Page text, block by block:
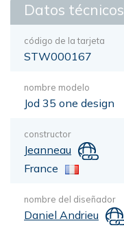
Datos técnicos
código de la tarjeta
STW000167
nombre modelo
Jod 35 one design
constructor
Jeanneau
France
nombre del diseñador
Daniel Andrieu